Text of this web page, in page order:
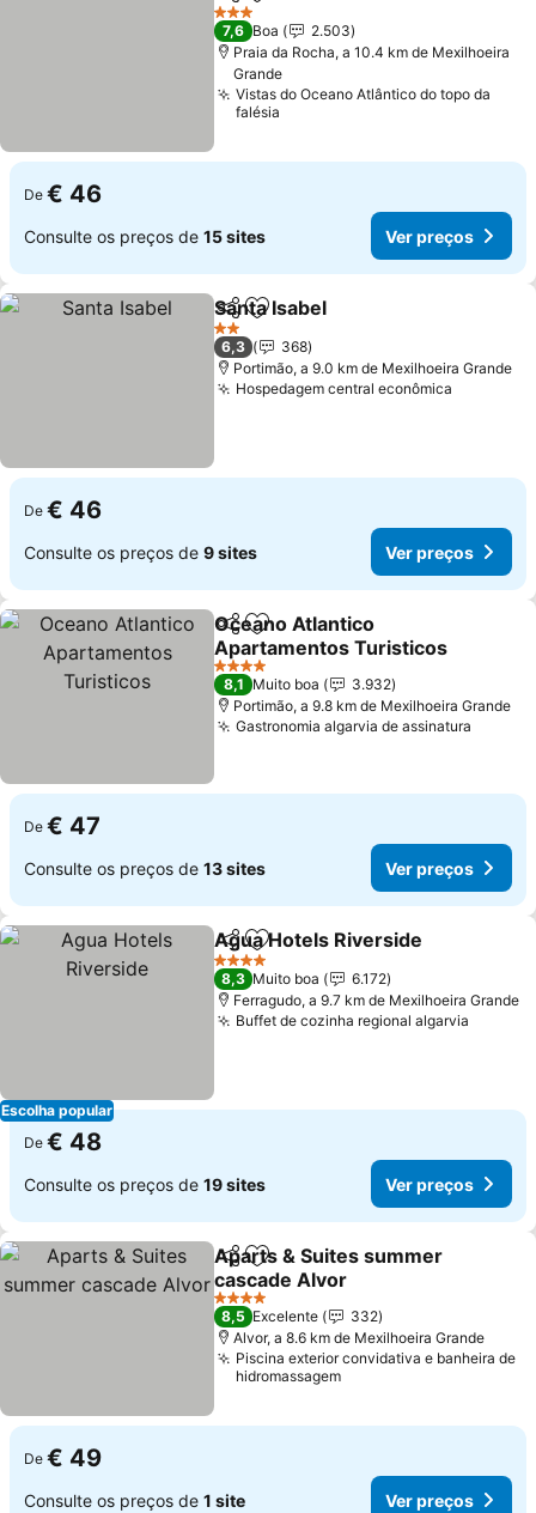
3 Estrelas
7,6 Boa
2.503
Praia da Rocha, a 10.4 km de Mexilhoeira
Grande
Vistas do Oceano Atlântico do topo da
falésia
De € 46
Consulte os preços de 15 sites Ver preços
PartilharAdicionar aos favoritos
Santa Isabel
2 Estrelas
6,3
368
Portimão, a 9.0 km de Mexilhoeira Grande
Hospedagem central econômica
De € 46
Consulte os preços de 9 sites Ver preços
PartilharAdicionar aos favoritos
Oceano Atlantico
Apartamentos Turisticos
4 Estrelas
8,1 Muito boa
3.932
Portimão, a 9.8 km de Mexilhoeira Grande
Gastronomia algarvia de assinatura
De € 47
Consulte os preços de 13 sites Ver preços
Escolha popular
PartilharAdicionar aos favoritos
Agua Hotels Riverside
4 Estrelas
8,3 Muito boa
6.172
Ferragudo, a 9.7 km de Mexilhoeira Grande
Buffet de cozinha regional algarvia
De € 48
Consulte os preços de 19 sites Ver preços
PartilharAdicionar aos favoritos
Aparts & Suites summer
cascade Alvor
4 Estrelas
8,5 Excelente
332
Alvor, a 8.6 km de Mexilhoeira Grande
Piscina exterior convidativa e banheira de
hidromassagem
De € 49
Consulte os preços de 1 site Ver preços